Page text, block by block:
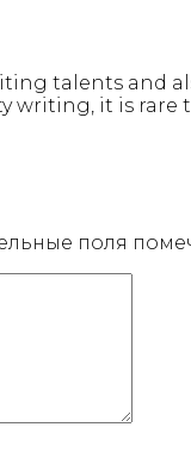
talents and
writing, it is
поля